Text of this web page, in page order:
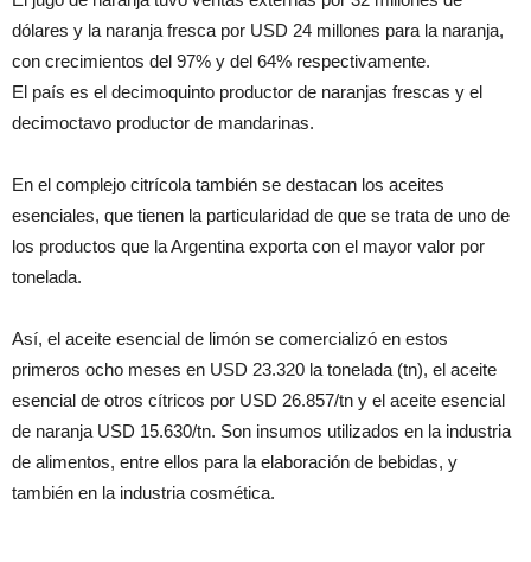
dólares y la naranja fresca por USD 24 millones para la naranja,
con crecimientos del 97% y del 64% respectivamente.
El país es el decimoquinto productor de naranjas frescas y el
decimoctavo productor de mandarinas.
En el complejo citrícola también se destacan los aceites
esenciales, que tienen la particularidad de que se trata de uno de
los productos que la Argentina exporta con el mayor valor por
tonelada.
Así, el aceite esencial de limón se comercializó en estos
primeros ocho meses en USD 23.320 la tonelada (tn), el aceite
esencial de otros cítricos por USD 26.857/tn y el aceite esencial
de naranja USD 15.630/tn. Son insumos utilizados en la industria
de alimentos, entre ellos para la elaboración de bebidas, y
también en la industria cosmética.